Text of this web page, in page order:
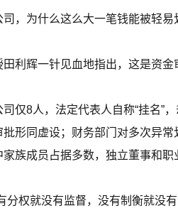
，为什么这么大一笔钱能被轻易
利辉一针见血地指出，这是资
仅8人，法定代表人自称“挂名”
形同虚设；财务部门对多次异
族成员占据多数，独立董事和职
分权就没有监督，没有制衡就没